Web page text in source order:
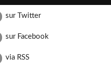
sur Twitter
sur Facebook
via RSS